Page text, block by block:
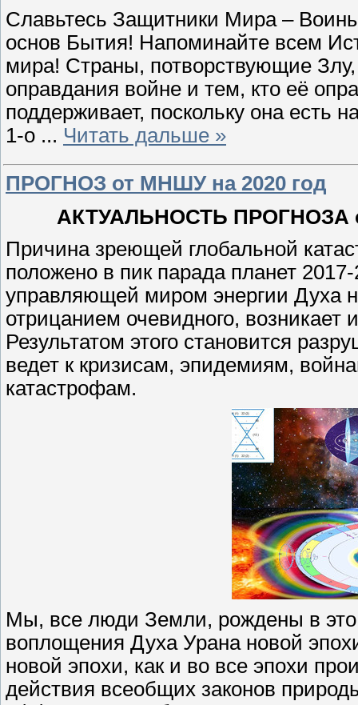
Славьтесь Защитники Мира –
основ Бытия! Напоминайте всем
мира! Страны, потворствующие
оправдания войне и тем, кто её
поддерживает, поскольку она есть
1-о ... Читать дальше »
ПРОГНОЗ от МНШУ на 2020 год
АКТУАЛЬНОСТЬ ПРОГНОЗА
Причина зреющей глобальной
положено в пик парада планет
управляющей миром энергии Духа
отрицанием очевидного, возникает
Результатом этого становится
ведет к кризисам, эпидемиям,
катастрофам.
Мы, все люди Земли, рождены в это
воплощения Духа Урана новой
новой эпохи, как и во все эпохи
действия всеобщих законов